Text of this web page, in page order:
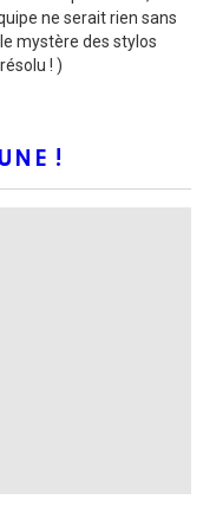
ne serait rien sans
mystère des stylos
! )
!